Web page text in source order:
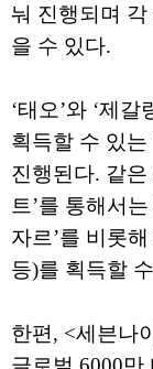
눠 진행되며
을 수 있다.
‘태오’와 ‘제
획득할 수 있는
진행된다. 같은
트’를 통해서
자르’를 비롯
등)를 획득할
한편, <세븐나